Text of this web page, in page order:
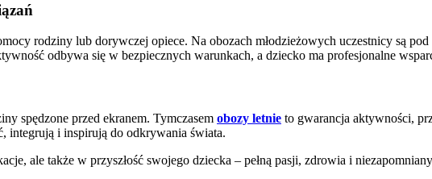
rodziny lub dorywczej opiece. Na obozach młodzieżowych uczestnicy są
odbywa się w bezpiecznych warunkach, a dziecko ma profesjonalne
spędzone przed ekranem. Tymczasem obozy letnie to gwarancja aktywności,
integrują i inspirują do odkrywania świata.
ale także w przyszłość swojego dziecka – pełną pasji, zdrowia i